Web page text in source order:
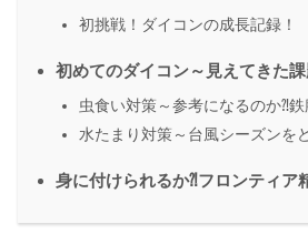
初挑戦！ダイコンの成長記録！
初めてのダイコン～見えてきた課
虫食い対策～参考になるのか⁈
水たまり対策～台風シーズンを
身に付けられるか⁈フロンティア